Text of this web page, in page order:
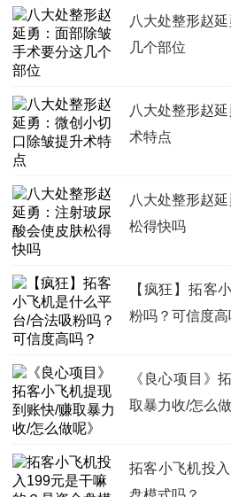
八大处整形赵
几个部位
八大处整形赵
术特点
八大处整形赵
松得快吗
【疯狂】拓客
粉吗？可信度高
《良心项目》
取暴力收/怎么做
拓客小飞机投